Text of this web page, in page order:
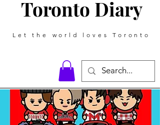
Toronto Diary
Let the world loves Toronto